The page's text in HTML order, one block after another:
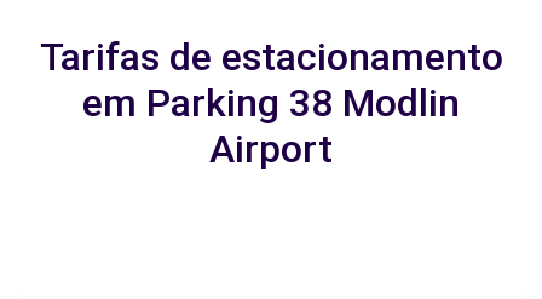
Tarifas de estacionamento
em Parking 38 Modlin
Airport